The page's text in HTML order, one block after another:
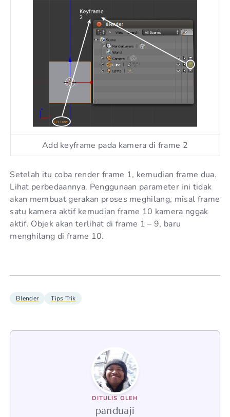
Add keyframe pada kamera di frame 2
Setelah itu coba render frame 1, kemudian frame dua.
Lihat perbedaannya. Penggunaan parameter ini tidak
akan membuat gerakan proses meghilang, misal frame
satu kamera aktif kemudian frame 10 kamera nggak
aktif. Objek akan terlihat di frame 1 – 9, baru
menghilang di frame 10.
Blender Tips Trik
DITULIS OLEH
panduaji